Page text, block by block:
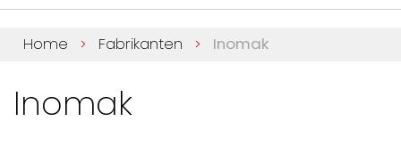
Home Fabrikanten Inomak
Inomak